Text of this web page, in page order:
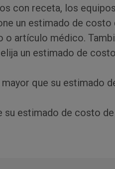
con receta, los
un estimado de
artículo médico.
un estimado de
que su estimado
su estimado de costo